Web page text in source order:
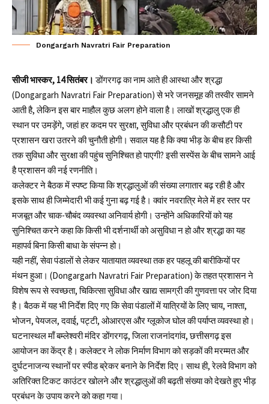
Dongargarh Navratri Fair Preparation
सीजी भास्कर, 14 सितंबर।डोंगरगढ़का नाम आते ही आस्था और श्रद्धा
(Dongargarh Navratri Fair Preparation) से भरे जनसमूह की तस्वीर सामने
आती है, लेकिन इस बार माहौल कुछ अलग होने वाला है। लाखों श्रद्धालु एक ही
स्थान पर उमड़ेंगे, जहां हर कदम पर सुरक्षा, सुविधा और प्रबंधन की कसौटी पर
प्रशासन खरा उतरने की चुनौती होगी। सवाल यह है कि क्या भीड़ के बीच हर किसी
तक सुविधा और सुरक्षा की पहुंच सुनिश्चित हो पाएगी? इसी सस्पेंस के बीच सामने आई
है प्रशासन की नई रणनीति।
कलेक्टर ने बैठक में स्पष्ट किया कि श्रद्धालुओं की संख्या लगातार बढ़ रही है और
इसके साथ ही जिम्मेदारी भी कई गुना बढ़ गई है। क्वांर नवरात्रि मेले में हर स्तर पर
मजबूत और चाक-चौबंद व्यवस्था अनिवार्य होगी। उन्होंने अधिकारियों को यह
सुनिश्चित करने कहा कि किसी भी दर्शनार्थी को असुविधा न हो और श्रद्धा का यह
महापर्व बिना किसी बाधा के संपन्न हो।
यही नहीं, सेवा पंडालों से लेकर यातायात व्यवस्था तक हर पहलू की बारीकियों पर
मंथन हुआ। (Dongargarh Navratri Fair Preparation) के तहत प्रशासन ने
विशेष रूप से स्वच्छता, चिकित्सा सुविधा और खाद्य सामग्री की गुणवत्ता पर जोर दिया
है। बैठक में यह भी निर्देश दिए गए कि सेवा पंडालों में यात्रियों के लिए चाय, नाश्ता,
भोजन, पेयजल, दवाई, पट्टी, ओआरएस और ग्लूकोज घोल की पर्याप्त व्यवस्था हो।
घटनास्थल माँ बम्लेश्वरी मंदिर डोंगरगढ़, जिला राजनांदगांव, छत्तीसगढ़ इस
आयोजन का केंद्र है। कलेक्टर ने लोक निर्माण विभाग को सड़कों की मरम्मत और
दुर्घटनाजन्य स्थानों पर स्पीड ब्रेकर बनाने के निर्देश दिए। साथ ही, रेलवे विभाग को
अतिरिक्त टिकट काउंटर खोलने और श्रद्धालुओं की बढ़ती संख्या को देखते हुए भीड़
प्रबंधन के उपाय करने को कहा गया।